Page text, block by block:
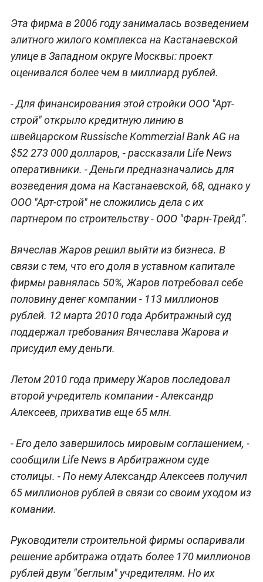
Эта фирма в 2006 году занималась возведением
элитного жилого комплекса на Кастанаевской
улице в Западном округе Москвы: проект
оценивался более чем в миллиард рублей.
- Для финансирования этой стройки ООО "Арт-
строй" открыло кредитную линию в
швейцарском Russische Kommerzial Bank AG на
$52 273 000 долларов, - рассказали Life News
оперативники. - Деньги предназначались для
возведения дома на Кастанаевской, 68, однако у
ООО "Арт-строй" не сложились дела с их
партнером по строительству - ООО "Фарн-Трейд".
Вячеслав Жаров решил выйти из бизнеса. В
связи с тем, что его доля в уставном капитале
фирмы равнялась 50%, Жаров потребовал себе
половину денег компании - 113 миллионов
рублей. 12 марта 2010 года Арбитражный суд
поддержал требования Вячеслава Жарова и
присудил ему деньги.
Летом 2010 года примеру Жаров последовал
второй учредитель компании - Александр
Алексеев, прихватив еще 65 млн.
- Его дело завершилось мировым соглашением, -
сообщили Life News в Арбитражном суде
столицы. - По нему Александр Алексеев получил
65 миллионов рублей в связи со своим уходом из
комании.
Руководители строительной фирмы оспаривали
решение арбитража отдать более 170 миллионов
рублей двум "беглым" учредителям. Но их